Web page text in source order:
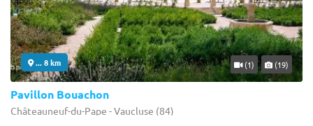
... 8 km (1) (19)
Pavillon Bouachon
Châteauneuf-du-Pape - Vaucluse (84)